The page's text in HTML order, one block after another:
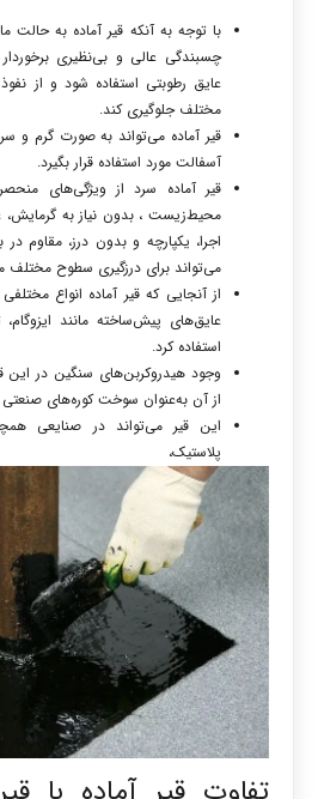
با توجه به آنکه قیر آماده به حالت
چسبندگی عالی و بی‌نظیری
عایق رطوبتی استفاده شود و از
مختلف جلوگیری کند.
قیر آماده می‌تواند به صورت گرم و
آسفالت مورد استفاده قرار بگیرد.
قیر آماده سرد از ویژگی‌های
محیط‌زیست ، بدون نیاز به گرمایش،
می‌تواند برای درزگیری سطوح مختلف
از آنجایی که قیر آماده انواع
عایق‌های پیش‌ساخته مانند
استفاده کرد.
وجود هیدروکربن‌های سنگین در
از آن به‌عنوان سوخت کوره‌های صنعتی
این قیر می‌تواند در صنایعی
پلاستیک،